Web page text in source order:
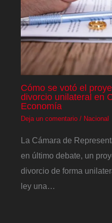
Cómo se votó el
divorcio unilateral en
Economía
Deja un comentario / Nacional
La Cámara de
en último debate, un
divorcio de forma
ley una…